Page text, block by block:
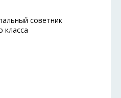
советник
класса